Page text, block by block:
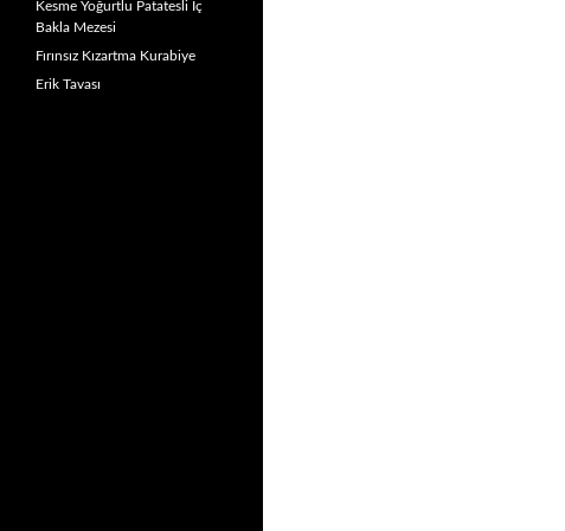
Kesme Yoğurtlu Patatesli İç
Bakla Mezesi
Fırınsız Kızartma Kurabiye
Erik Tavası